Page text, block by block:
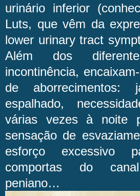
urinário inferior
Luts, que vêm da
lower urinary tract
Além dos
incontinência,
de
espalhado,
várias vezes à noite
sensação de
esforço excessivo
comportas do
peniano…